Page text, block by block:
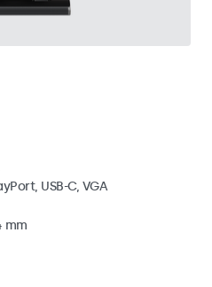
USB-C, VGA
mm